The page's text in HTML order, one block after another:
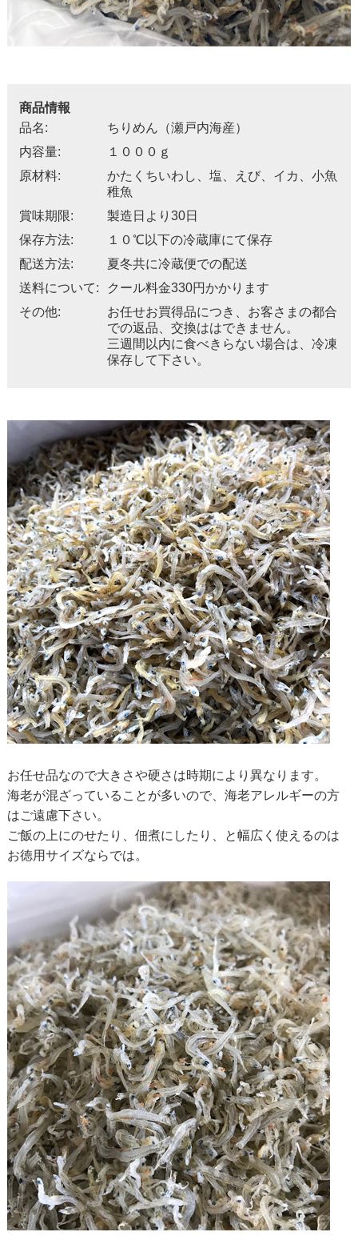
商品情報
品名:
ちりめん（瀬戸内海産）
内容量:
１０００ｇ
原材料:
かたくちいわし、塩、えび、イカ、小魚
稚魚
賞味期限:
製造日より30日
保存方法:
１０℃以下の冷蔵庫にて保存
配送方法:
夏冬共に冷蔵便での配送
送料について:
クール料金330円かかります
その他:
お任せお買得品につき、お客さまの都合
での返品、交換ははできません。
三週間以内に食べきらない場合は、冷凍
保存して下さい。
お任せ品なので大きさや硬さは時期により異なります。
海老が混ざっていることが多いので、海老アレルギーの方
はご遠慮下さい。
ご飯の上にのせたり、佃煮にしたり、と幅広く使えるのは
お徳用サイズならでは。